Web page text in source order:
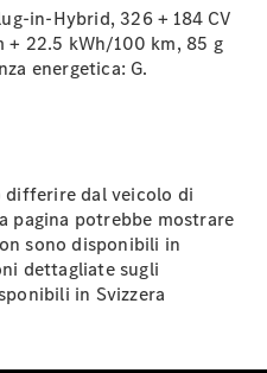
in-Hybrid, 326 + 184 CV
+ 22.5 kWh/100 km, 85 g
energetica: G.
dal veicolo di
pagina potrebbe mostrare
sono disponibili in
dettagliate sugli
in Svizzera